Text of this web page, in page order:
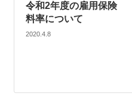
令和2年度の雇用保険
料率について
2020.4.8